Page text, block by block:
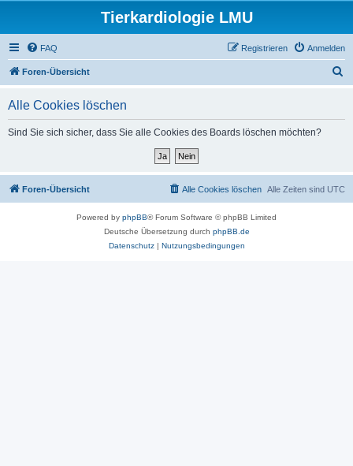
Tierkardiologie LMU
FAQ Anmelden
Registrieren
Foren-Übersicht
Alle Cookies löschen
Sind Sie sich sicher, dass Sie alle Cookies des Boards löschen möchten?
Foren-Übersicht Alle Zeiten sind UTC
Alle Cookies löschen
Powered by phpBB® Forum Software © phpBB Limited
Deutsche Übersetzung durch phpBB.de
Datenschutz| Nutzungsbedingungen